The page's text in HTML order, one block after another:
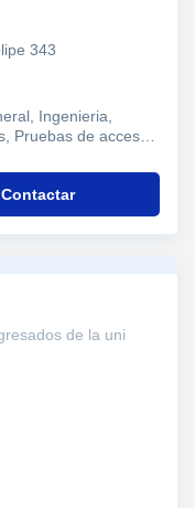
343
Ingenieria,
Pruebas de acceso,
Contactar
de la uni